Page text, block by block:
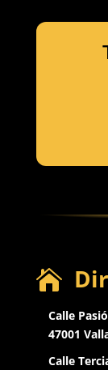

Calle
47001
Calle